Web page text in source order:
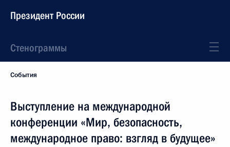
Президент России
Стенограммы
События
Выступление на международной
конференции «Мир, безопасность,
международное право: взгляд в будущее»